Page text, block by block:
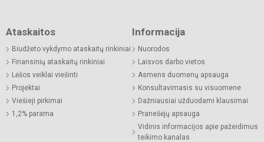
Ataskaitos
Biudžeto vykdymo ataskaitų rinkiniai
Finansinių ataskaitų rinkiniai
Lėšos veiklai viešinti
Projektai
Viešieji pirkimai
1,2% parama
Informacija
Nuorodos
Laisvos darbo vietos
Asmens duomenų apsauga
Konsultavimasis su visuomene
Dažniausiai užduodami klausimai
Pranešėjų apsauga
Vidinis informacijos apie pažeidimus
teikimo kanalas